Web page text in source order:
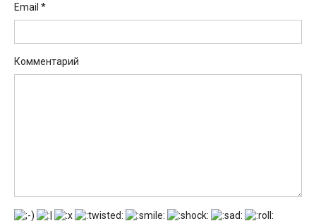
Email *
Комментарий